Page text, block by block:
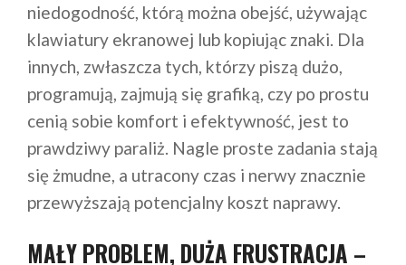
niedogodność, którą można obejść, używając
klawiatury ekranowej lub kopiując znaki. Dla
innych, zwłaszcza tych, którzy piszą dużo,
programują, zajmują się grafiką, czy po prostu
cenią sobie komfort i efektywność, jest to
prawdziwy paraliż. Nagle proste zadania stają
się żmudne, a utracony czas i nerwy znacznie
przewyższają potencjalny koszt naprawy.
MAŁY PROBLEM, DUŻA FRUSTRACJA –